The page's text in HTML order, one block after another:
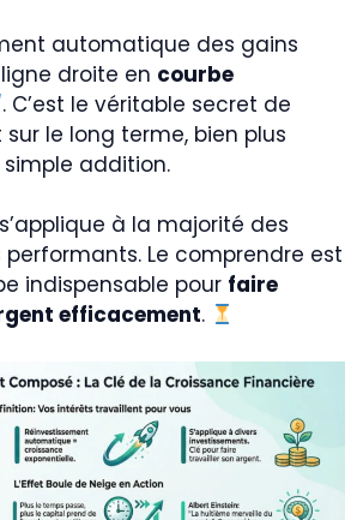
automatique des gains
droite en courbe
. C’est le véritable secret de
sur le long terme, bien plus
simple addition.
à la majorité des
Le comprendre est
indispensable pour faire
efficacement.